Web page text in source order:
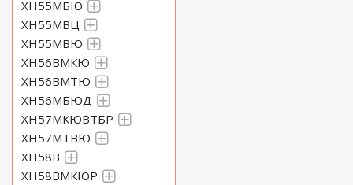
ХН55МБЮ
ХН55МВЦ
ХН55МВЮ
ХН56ВМКЮ
ХН56ВМТЮ
ХН56МБЮД
ХН57МКЮВТБР
ХН57МТВЮ
ХН58В
ХН58ВМКЮР